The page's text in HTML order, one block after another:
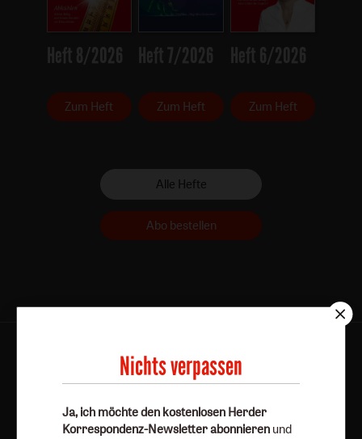
Heft 8/2026
Zum Heft
Heft 7/2026
Zum Heft
Heft 6/2026
Zum Heft
Alle Hefte
Abo bestellen
Online Hefte Dossiers
Services: Über uns Autorinnen und Autoren
Porträts
Redaktion
Nichts verpassen
Ja, ich möchte den kostenlosen Herder
Korrespondenz-Newsletter abonnieren und